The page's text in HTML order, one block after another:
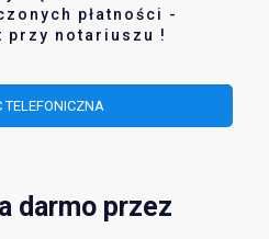
płatności -
przy notariuszu !
TELEFONICZNA
darmo przez